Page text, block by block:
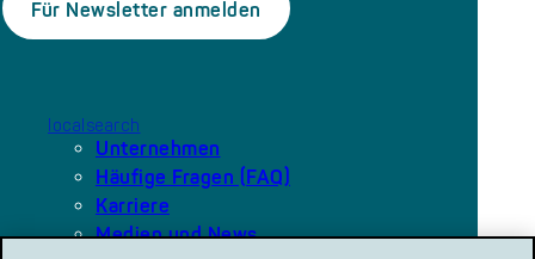
localsearch
Unternehmen
Häufige Fragen (FAQ)
Karriere
Medien und News